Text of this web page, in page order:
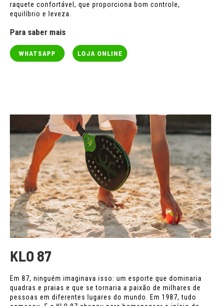
raquete confortável, que proporciona bom controle,
equilíbrio e leveza.
Para saber mais
WHATSAPP LOJA ONLINE
KLO 87
Em 87, ninguém imaginava isso: um esporte que dominaria
quadras e praias e que se tornaria a paixão de milhares de
pessoas em diferentes lugares do mundo. Em 1987, tudo